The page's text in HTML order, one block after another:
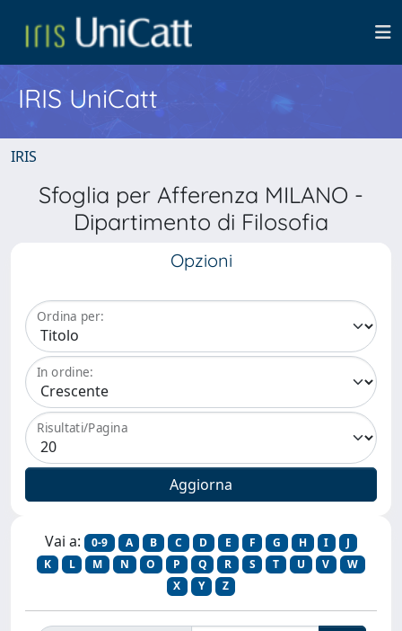
IRIS UniCatt
IRIS
Sfoglia per Afferenza MILANO -
Dipartimento di Filosofia
Opzioni
Ordina per:
In ordine:
Risultati/Pagina
Vai a: 0-9 A B C D E F G H I
J
K
L M N O P Q R S T U V
W
X
Y Z